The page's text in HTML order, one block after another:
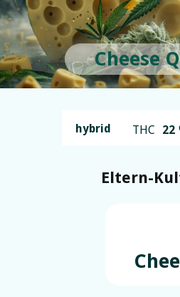
Cheese
hybrid THC 22
Eltern-